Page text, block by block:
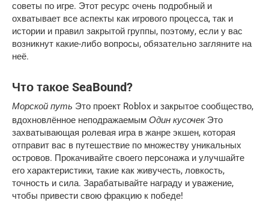
советы по игре. Этот ресурс очень подробный и
охватывает все аспекты как игрового процесса, так и
истории и правил закрытой группы, поэтому, если у вас
возникнут какие-либо вопросы, обязательно загляните на
неё.
Что такое SeaBound?
Морской путь Это проект Roblox и закрытое сообщество,
вдохновлённое неподражаемым Один кусочекЭто
захватывающая ролевая игра в жанре экшен, которая
отправит вас в путешествие по множеству уникальных
островов. Прокачивайте своего персонажа и улучшайте
его характеристики, такие как живучесть, ловкость,
точность и сила. Зарабатывайте награду и уважение,
чтобы привести свою фракцию к победе!